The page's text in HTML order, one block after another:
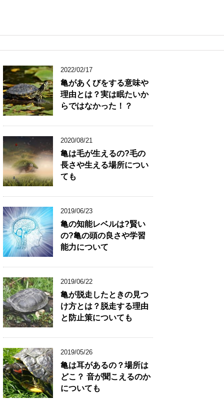
2022/02/17
亀があくびをする意味や
理由とは？実は眠たいか
らではなかった！？
2020/08/21
亀は毛が生えるの?毛の
長さや生える場所につい
ても
2019/06/23
亀の知能レベルは?賢い
の?亀の頭の良さや学習
能力について
2019/06/22
亀が脱走したときの見つ
け方とは？脱走する理由
と防止策についても
2019/05/26
亀は耳があるの？場所は
どこ？ 音が聞こえるのか
についても